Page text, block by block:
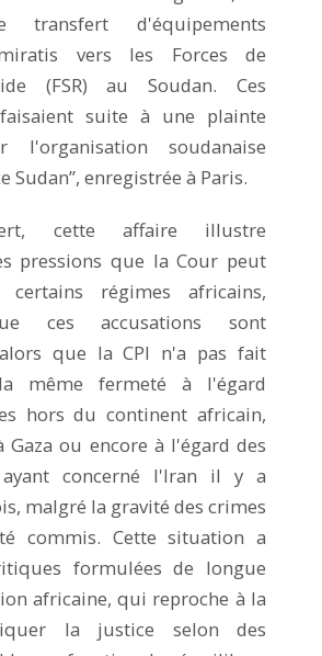
transfert d'équipements
vers les Forces de
(FSR) au Soudan. Ces
suite à une plainte
l'organisation soudanaise
Sudan’’, enregistrée à Paris.
cette affaire illustre
pressions que la Cour peut
régimes africains,
ces accusations sont
que la CPI n'a pas fait
même fermeté à l'égard
hors du continent africain,
Gaza ou encore à l'égard des
ayant concerné l'Iran il y a
malgré la gravité des crimes
commis. Cette situation a
formulées de longue
africaine, qui reproche à la
la justice selon des